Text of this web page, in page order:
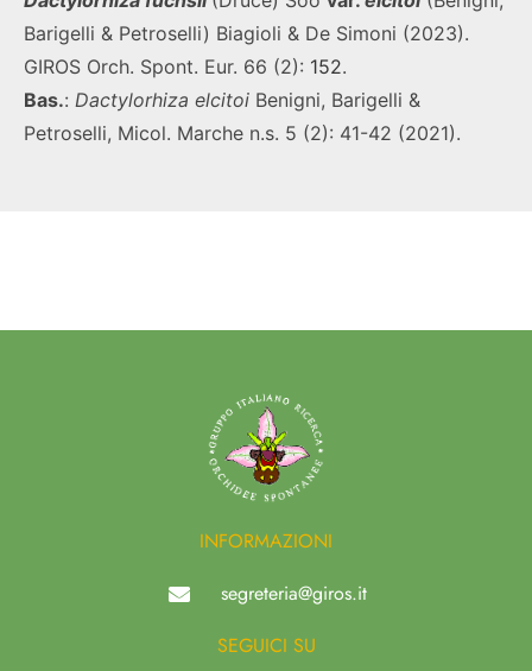
Barigelli & Petroselli) Biagioli & De Simoni (2023).
GIROS Orch. Spont. Eur. 66 (2): 152.
Bas.: Dactylorhiza elcitoi Benigni, Barigelli &
Petroselli, Micol. Marche n.s. 5 (2): 41-42 (2021).
INFORMAZIONI
segreteria@giros.it
SEGUICI SU